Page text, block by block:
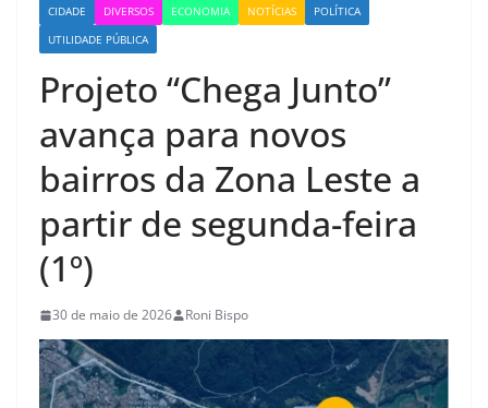
CIDADE DIVERSOS ECONOMIA NOTÍCIAS
POLÍTICA
UTILIDADE PÚBLICA
Projeto “Chega Junto”
avança para novos
bairros da Zona Leste a
partir de segunda-feira
(1º)
30 de maio de 2026 Roni Bispo